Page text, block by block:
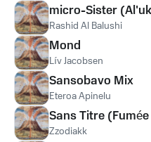
micro-Sister
Rashid Al Balushi
Mond
Lív Jacobsen
Sansobavo Mix
Eteroa Apinelu
Sans Titre
Zzodiakk